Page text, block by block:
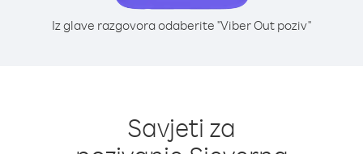
Iz glave razgovora odaberite "Viber Out poziv"
Savjeti za